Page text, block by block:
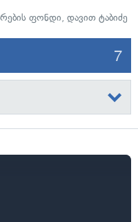
ფონდი, დავით ტაბიძე
7